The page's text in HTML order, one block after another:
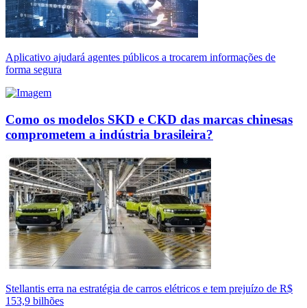
Aplicativo ajudará agentes públicos a trocarem informações de
forma segura
Como os modelos SKD e CKD das marcas chinesas
comprometem a indústria brasileira?
Stellantis erra na estratégia de carros elétricos e tem prejuízo de R$
153,9 bilhões